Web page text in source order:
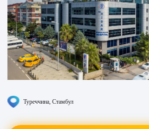
Туреччина, Стамбул